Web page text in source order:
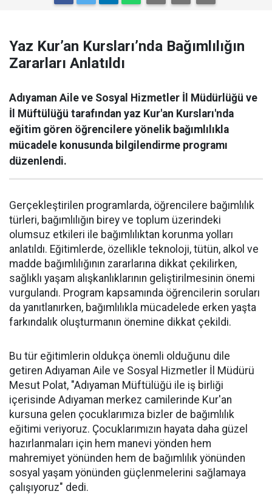
Yaz Kur’an Kursları’nda Bağımlılığın
Zararları Anlatıldı
Adıyaman Aile ve Sosyal Hizmetler İl Müdürlüğü ve
İl Müftülüğü tarafından yaz Kur'an Kursları'nda
eğitim gören öğrencilere yönelik bağımlılıkla
mücadele konusunda bilgilendirme programı
düzenlendi.
Gerçekleştirilen programlarda, öğrencilere bağımlılık
türleri, bağımlılığın birey ve toplum üzerindeki
olumsuz etkileri ile bağımlılıktan korunma yolları
anlatıldı. Eğitimlerde, özellikle teknoloji, tütün, alkol ve
madde bağımlılığının zararlarına dikkat çekilirken,
sağlıklı yaşam alışkanlıklarının geliştirilmesinin önemi
vurgulandı. Program kapsamında öğrencilerin soruları
da yanıtlanırken, bağımlılıkla mücadelede erken yaşta
farkındalık oluşturmanın önemine dikkat çekildi.
Bu tür eğitimlerin oldukça önemli olduğunu dile
getiren Adıyaman Aile ve Sosyal Hizmetler İl Müdürü
Mesut Polat, "Adıyaman Müftülüğü ile iş birliği
içerisinde Adıyaman merkez camilerinde Kur'an
kursuna gelen çocuklarımıza bizler de bağımlılık
eğitimi veriyoruz. Çocuklarımızın hayata daha güzel
hazırlanmaları için hem manevi yönden hem
mahremiyet yönünden hem de bağımlılık yönünden
sosyal yaşam yönünden güçlenmelerini sağlamaya
çalışıyoruz" dedi.